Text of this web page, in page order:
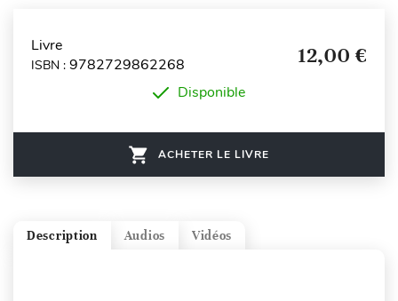
Livre
ISBN : 9782729862268 12,00 €
Disponible
ACHETER LE LIVRE
Vidéos
Audios
Description